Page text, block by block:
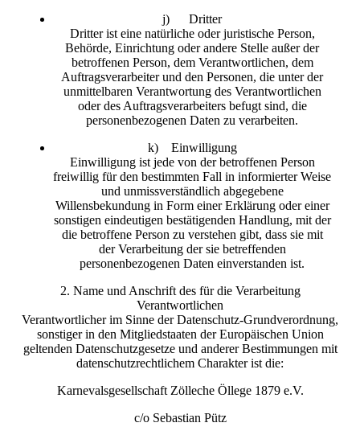
j) Dritter
Dritter ist eine natürliche oder juristische Person,
Behörde, Einrichtung oder andere Stelle außer der
betroffenen Person, dem Verantwortlichen, dem
Auftragsverarbeiter und den Personen, die unter der
unmittelbaren Verantwortung des Verantwortlichen
oder des Auftragsverarbeiters befugt sind, die
personenbezogenen Daten zu verarbeiten.
k) Einwilligung
Einwilligung ist jede von der betroffenen Person
freiwillig für den bestimmten Fall in informierter Weise
und unmissverständlich abgegebene
Willensbekundung in Form einer Erklärung oder einer
sonstigen eindeutigen bestätigenden Handlung, mit der
die betroffene Person zu verstehen gibt, dass sie mit
der Verarbeitung der sie betreffenden
personenbezogenen Daten einverstanden ist.
2. Name und Anschrift des für die Verarbeitung
Verantwortlichen
Verantwortlicher im Sinne der Datenschutz-Grundverordnung,
sonstiger in den Mitgliedstaaten der Europäischen Union
geltenden Datenschutzgesetze und anderer Bestimmungen mit
datenschutzrechtlichem Charakter ist die:
Karnevalsgesellschaft Zölleche Öllege 1879 e.V.
c/o Sebastian Pütz